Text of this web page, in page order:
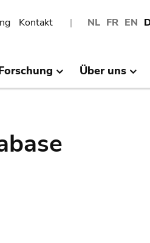
NL FR EN
Kontakt
Über uns